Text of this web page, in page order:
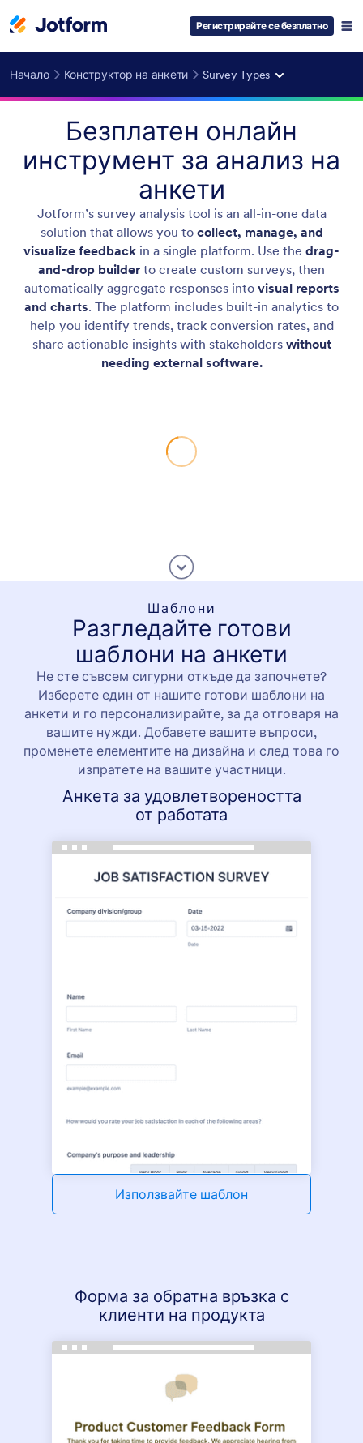
Регистрирайте се безплатно
Начало Конструктор на анкети Survey Types
Безплатен онлайн
инструмент за анализ на
анкети
Jotform’s survey analysis tool is an all-in-one data
solution that allows you to collect, manage, and
visualize feedback in a single platform. Use the drag-
and-drop builder to create custom surveys, then
automatically aggregate responses into visual reports
and charts. The platform includes built-in analytics to
help you identify trends, track conversion rates, and
share actionable insights with stakeholders without
needing external software.
Шаблони
Разгледайте готови
шаблони на анкети
Не сте съвсем сигурни откъде да започнете?
Изберете един от нашите готови шаблони на
анкети и го персонализирайте, за да отговаря на
вашите нужди. Добавете вашите въпроси,
променете елементите на дизайна и след това го
изпратете на вашите участници.
Анкета за удовлетвореността
от работата
Използвайте шаблон
Форма за обратна връзка с
клиенти на продукта